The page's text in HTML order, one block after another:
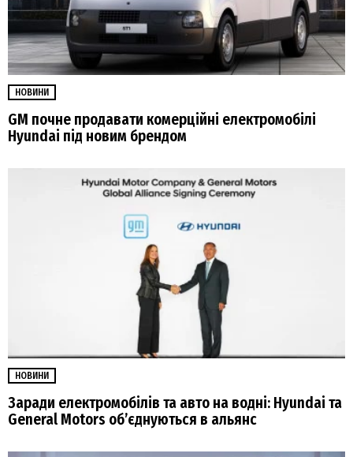
НОВИНИ
GM почне продавати комерційні електромобілі
Hyundai під новим брендом
НОВИНИ
Заради електромобілів та авто на водні: Hyundai та
General Motors об’єднуються в альянс